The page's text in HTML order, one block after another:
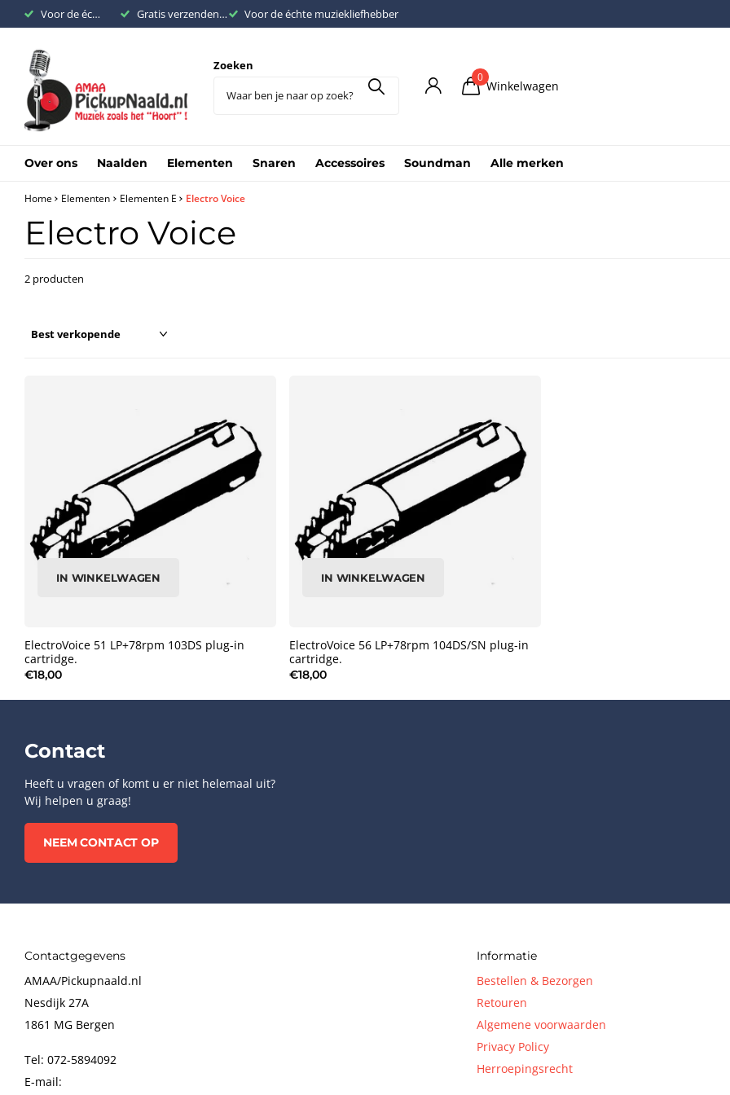
Voor de échte muziekliefhebber Gratis verzenden binnen Nederland vanaf €200,- Voor de échte muziekliefhebber
Zoeken
0
Winkelwagen
Over ons Naalden Elementen Snaren Accessoires Soundman Alle merken
Home Elementen Elementen E Electro Voice
Electro Voice
2 producten
IN WINKELWAGEN
ElectroVoice 51 LP+78rpm 103DS plug-in
cartridge.
€18,00
IN WINKELWAGEN
ElectroVoice 56 LP+78rpm 104DS/SN plug-in
cartridge.
€18,00
Contact
Heeft u vragen of komt u er niet helemaal uit?
Wij helpen u graag!
NEEM CONTACT OP
Contactgegevens
AMAA/Pickupnaald.nl
Nesdijk 27A
1861 MG Bergen
Tel: 072-5894092
E-mail:
Informatie
Bestellen & Bezorgen
Retouren
Algemene voorwaarden
Privacy Policy
Herroepingsrecht